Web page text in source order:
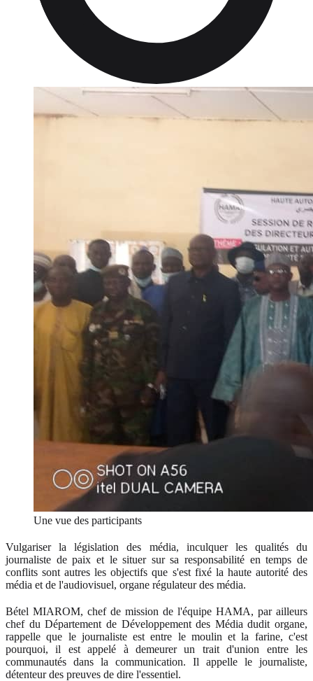
Une vue des participants
Vulgariser la législation des média, inculquer les qualités du
journaliste de paix et le situer sur sa responsabilité en temps de
conflits sont autres les objectifs que s'est fixé la haute autorité des
média et de l'audiovisuel, organe régulateur des média.
Bétel MIAROM, chef de mission de l'équipe HAMA, par ailleurs
chef du Département de Développement des Média dudit organe,
rappelle que le journaliste est entre le moulin et la farine, c'est
pourquoi, il est appelé à demeurer un trait d'union entre les
communautés dans la communication. Il appelle le journaliste,
détenteur des preuves de dire l'essentiel.